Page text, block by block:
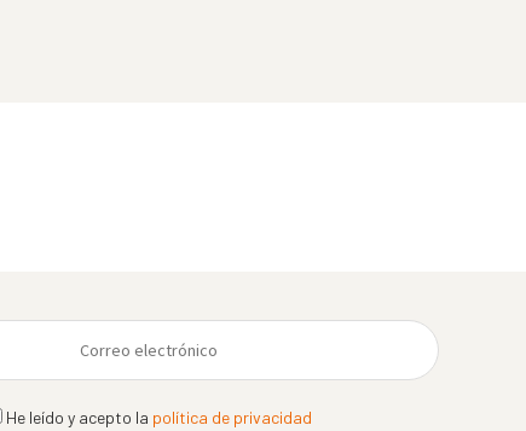
He leído y acepto la política de privacidad